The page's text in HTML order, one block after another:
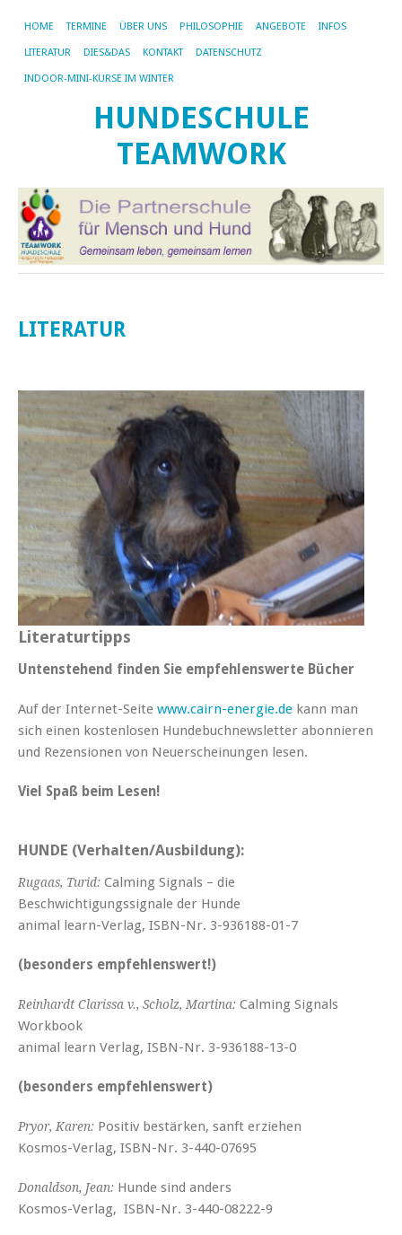
HOME TERMINE ÜBER UNS PHILOSOPHIE ANGEBOTE INFOS
LITERATUR DIES&DAS KONTAKT DATENSCHUTZ
INDOOR-MINI-KURSE IM WINTER
HUNDESCHULE
TEAMWORK
LITERATUR
Literaturtipps
Untenstehend finden Sie empfehlenswerte Bücher
Auf der Internet-Seite www.cairn-energie.de kann man
sich einen kostenlosen Hundebuchnewsletter abonnieren
und Rezensionen von Neuerscheinungen lesen.
Viel Spaß beim Lesen!
HUNDE (Verhalten/Ausbildung):
Rugaas, Turid: Calming Signals – die
Beschwichtigungssignale der Hunde
animal learn-Verlag, ISBN-Nr. 3-936188-01-7
(besonders empfehlenswert!)
Reinhardt Clarissa v., Scholz, Martina: Calming Signals
Workbook
animal learn Verlag, ISBN-Nr. 3-936188-13-0
(besonders empfehlenswert)
Pryor, Karen: Positiv bestärken, sanft erziehen
Kosmos-Verlag, ISBN-Nr. 3-440-07695
Donaldson, Jean: Hunde sind anders
Kosmos-Verlag, ISBN-Nr. 3-440-08222-9